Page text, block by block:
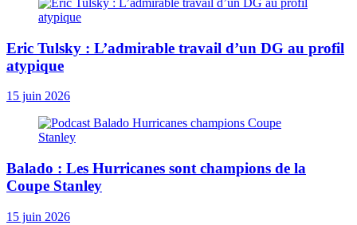
Eric Tulsky : L’admirable travail d’un DG au profil
atypique
15 juin 2026
Balado : Les Hurricanes sont champions de la
Coupe Stanley
15 juin 2026